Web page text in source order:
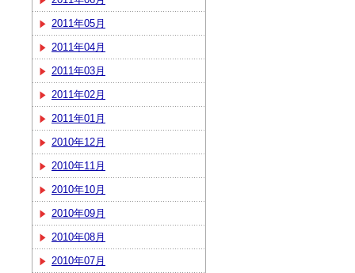
2011年05月
2011年04月
2011年03月
2011年02月
2011年01月
2010年12月
2010年11月
2010年10月
2010年09月
2010年08月
2010年07月